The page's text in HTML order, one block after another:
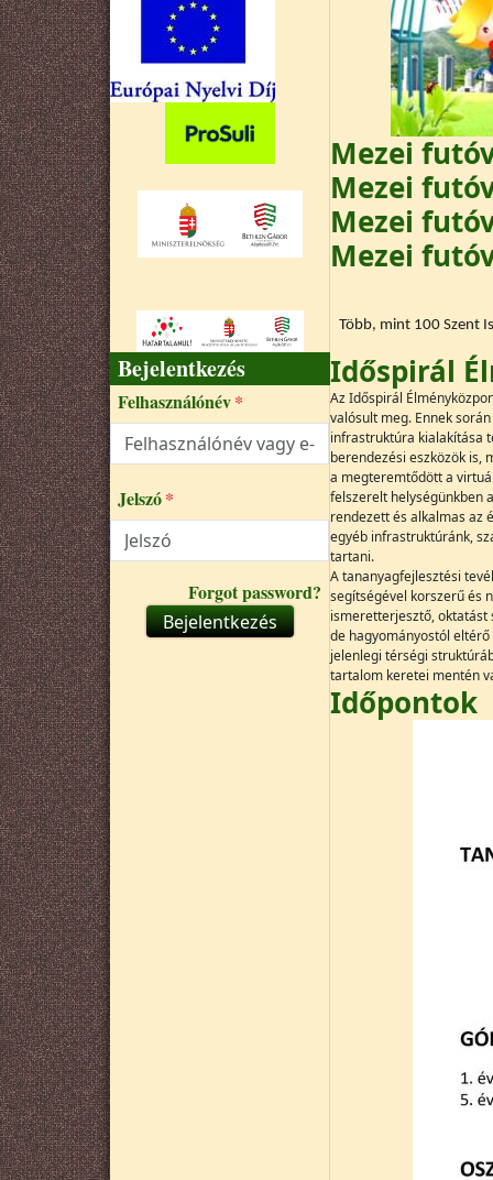
Bejelentkezés
Felhasználónév
Jelszó
Forgot password?
Bejelentkezés
Mezei
Mezei
Mezei
Mezei
Több, mint 100 Szent
Időspirál
Az Időspirál
valósult meg. Ennek
infrastruktúra kialakítása
berendezési eszközök is,
a megteremtődött a
felszerelt helységünkben
rendezett és alkalmas az
egyéb infrastruktúránk,
tartani.
A tananyagfejlesztési
segítségével korszerű és
ismeretterjesztő, oktatást
de hagyományostól
jelenlegi térségi
tartalom keretei mentén
Időpontok